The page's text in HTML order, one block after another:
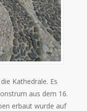
Kathedrale. Es
aus dem 16.
erbaut wurde auf